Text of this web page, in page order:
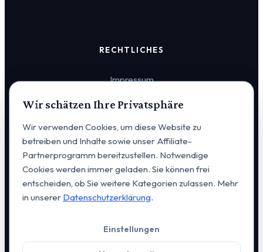
RECHTLICHES
Impressum
Datenschutz
Cookie-Einstellungen
vorbehalten. | Alexanderstraße 14, D-95444 Bayreuth |
Wir schätzen Ihre Privatsphäre
Wir verwenden Cookies, um diese Website zu
betreiben und Inhalte sowie unser Affiliate-
Partnerprogramm bereitzustellen. Notwendige
Cookies werden immer geladen. Sie können frei
entscheiden, ob Sie weitere Kategorien zulassen. Mehr
in unserer Datenschutzerklärung.
Einstellungen